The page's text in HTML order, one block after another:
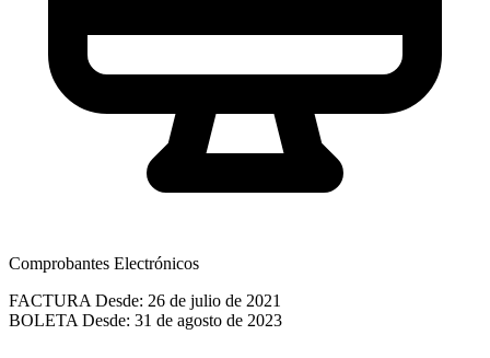
Comprobantes Electrónicos
FACTURA Desde: 26 de julio de 2021
BOLETA Desde: 31 de agosto de 2023